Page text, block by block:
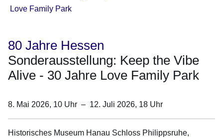
Love Family Park
80 Jahre Hessen
Sonderausstellung: Keep the Vibe
Alive - 30 Jahre Love Family Park
8. Mai 2026, 10 Uhr – 12. Juli 2026, 18 Uhr
Historisches Museum Hanau Schloss Philippsruhe,